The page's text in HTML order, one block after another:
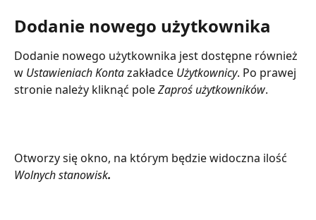
Dodanie nowego użytkownika
Dodanie nowego użytkownika jest dostępne również
w Ustawieniach Konta zakładce Użytkownicy. Po prawej
stronie należy kliknąć pole Zaproś użytkowników.
Otworzy się okno, na którym będzie widoczna ilość
Wolnych stanowisk.